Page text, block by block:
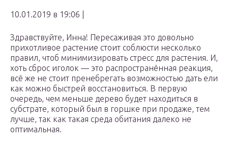
10.01.2019 в 19:06 |
Здравствуйте, Инна! Пересаживая это довольно
прихотливое растение стоит соблюсти несколько
правил, чтоб минимизировать стресс для растения. И,
хоть сброс иголок — это распространённая реакция,
всё же не стоит пренебрегать возможностью дать ели
как можно быстрей восстановиться. В первую
очередь, чем меньше дерево будет находиться в
субстрате, который был в горшке при продаже, тем
лучше, так как такая среда обитания далеко не
оптимальная.